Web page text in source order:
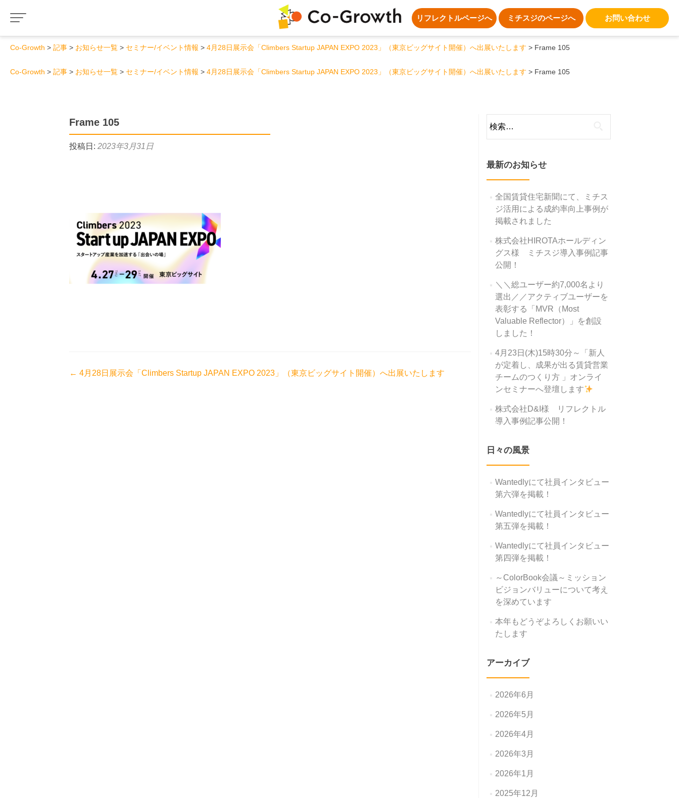
リフレクトルページへ ミチスジのページへ お問い合わせ
Co-Growth 記事 お知らせ一覧 セミナー/イベント情報 4月28日展示会「Climbers Startup JAPAN EXPO 2023」（東京ビッグサイト開催）へ出展いたします Frame 105
Co-Growth 記事 お知らせ一覧 セミナー/イベント情報 4月28日展示会「Climbers Startup JAPAN EXPO 2023」（東京ビッグサイト開催）へ出展いたします Frame 105
Frame 105
投稿日: 2023年3月31日
投
← 4月28日展示会「Climbers Startup JAPAN EXPO 2023」（東京ビッグサイト開催）へ出展いたします
索:
最新のお知らせ
全国賃貸住宅新聞にて、ミチス
ジ活用による成約率向上事例が
掲載されました
株式会社HIROTAホールディン
グス様 ミチスジ導入事例記事
公開！
＼＼総ユーザー約7,000名より
選出／／アクティブユーザーを
表彰する「MVR（Most
Valuable Reflector）」を創設
しました！
4月23日(木)15時30分～「新人
が定着し、成果が出る賃貸営業
チームのつくり方 」オンライ
ンセミナーへ登壇します
株式会社D&I様 リフレクトル
導入事例記事公開！
日々の風景
Wantedlyにて社員インタビュー
第六弾を掲載！
Wantedlyにて社員インタビュー
第五弾を掲載！
Wantedlyにて社員インタビュー
第四弾を掲載！
～ColorBook会議～ミッション
ビジョンバリューについて考え
を深めています
本年もどうぞよろしくお願いい
たします
アーカイブ
2026年6月
2026年5月
2026年4月
2026年3月
2026年1月
2025年12月